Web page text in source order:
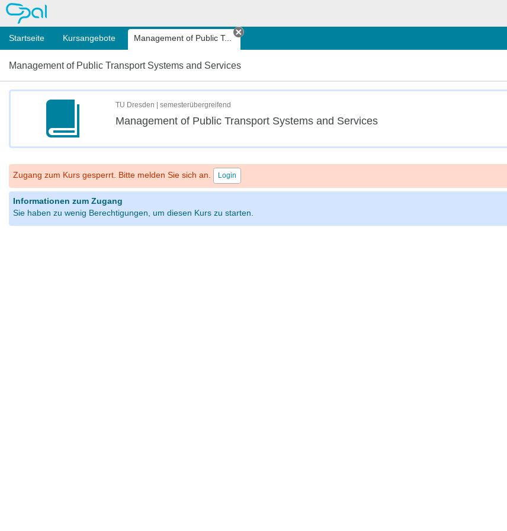
OPAL
Startseite Kursangebote Management of Public T...
Tab schließen
Management of Public Transport Systems and Services
TU Dresden | semesterübergreifend
Management of Public Transport Systems and Services
Zugang zum Kurs gesperrt. Bitte melden Sie sich an. Login
Informationen zum Zugang
Sie haben zu wenig Berechtigungen, um diesen Kurs zu starten.